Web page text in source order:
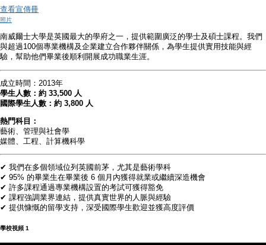
查看宣傳冊
照片
南威爾士大學是英國最大的學府之一，提供範圍廣泛的學士及碩士課程。我們
與超過100個專業機構及企業建立合作夥伴關係，為學生提供實用技能與經
驗，幫助他們畢業後順利開展成功職業生涯。
成立時間：2013年
學生人數：約 33,500 人
國際學生人數：約 3,800 人
熱門科目：
藝術、管理與社會學
媒體、工程、計算機科學
✔ 我們在多個領域位列英國前茅，尤其是藝術學科
✔ 95% 的畢業生在畢業後 6 個月內獲得就業或繼續深造機會
✔ 許多課程通過專業機構設置的考試可獲得豁免
✔ 課程強調業界連結，提供真實世界的人脈與經驗
✔ 提供慷慨的留學支持，深受國際學生歡迎並獲高度評價
學校視頻 1